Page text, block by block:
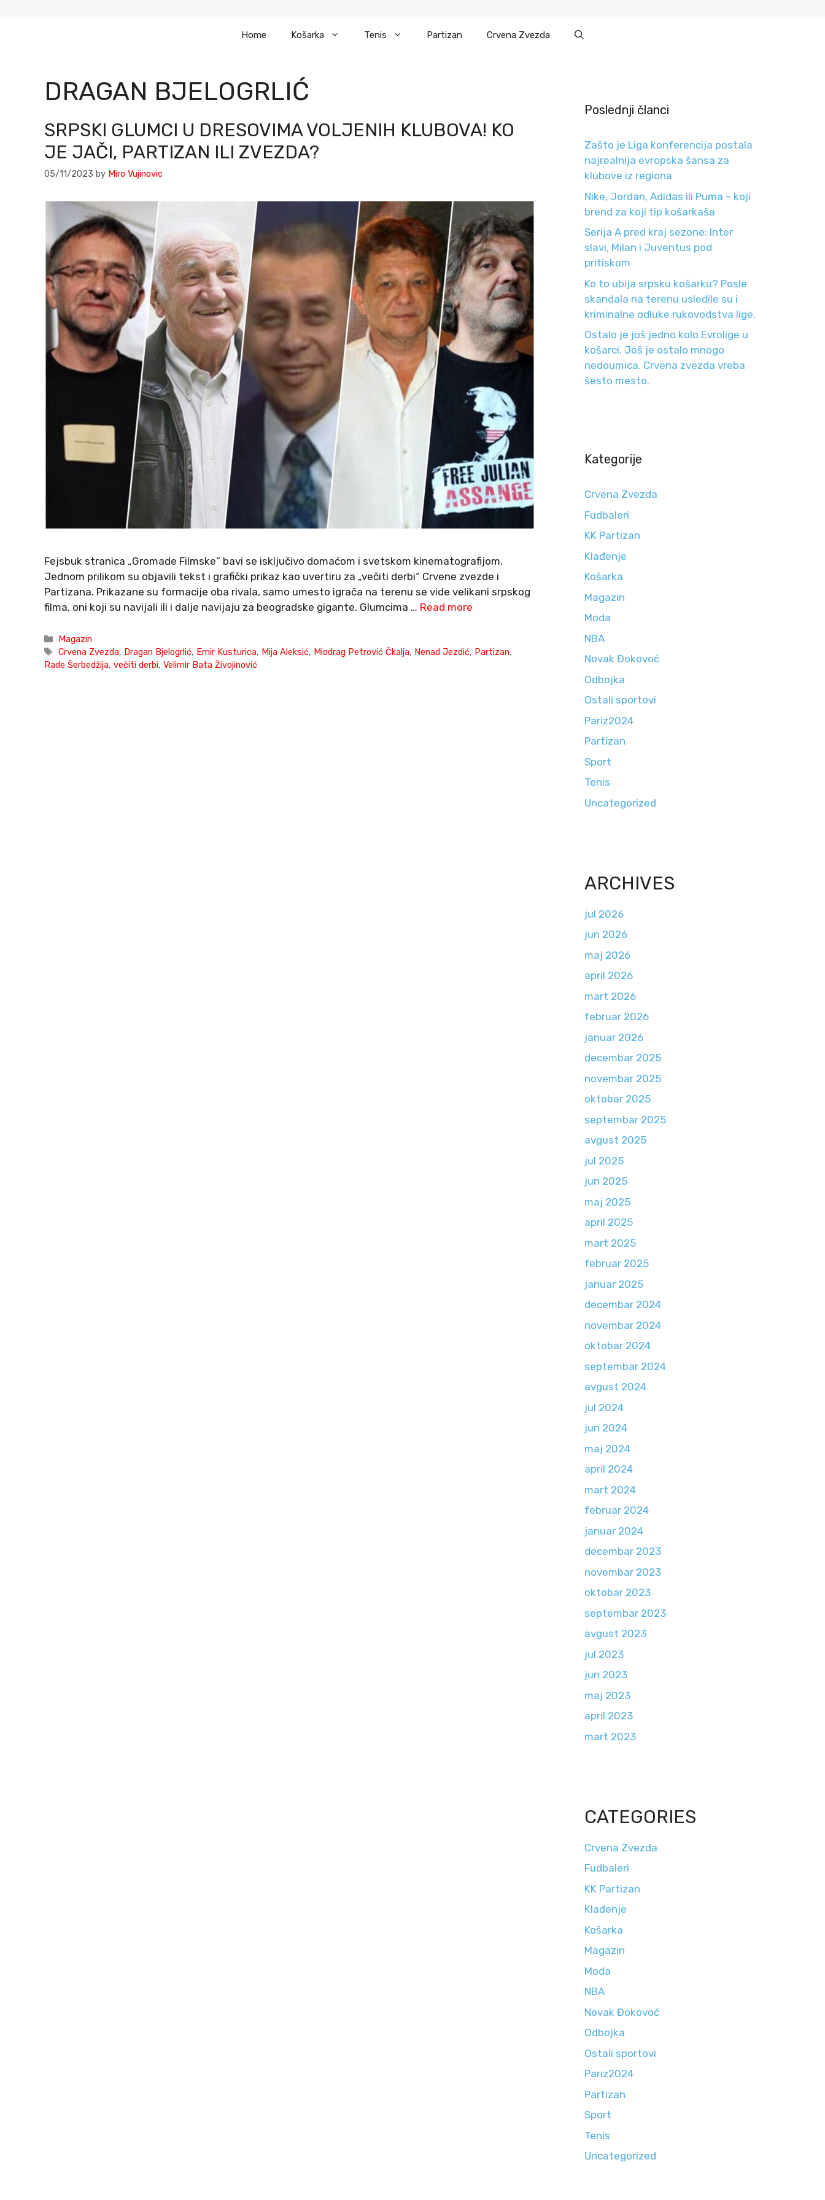
Home Košarka Tenis Partizan Crvena Zvezda
DRAGAN BJELOGRLIĆ
SRPSKI GLUMCI U DRESOVIMA VOLJENIH KLUBOVA! KO
JE JAČI, PARTIZAN ILI ZVEZDA?
05/11/2023 by Miro Vujinovic
Fejsbuk stranica „Gromade Filmske“ bavi se isključivo domaćom i svetskom kinematografijom.
Jednom prilikom su objavili tekst i grafički prikaz kao uvertiru za „večiti derbi“ Crvene zvezde i
Partizana. Prikazane su formacije oba rivala, samo umesto igrača na terenu se vide velikani srpskog
filma, oni koji su navijali ili i dalje navijaju za beogradske gigante. Glumcima … Read more
Categories
Magazin
Tags
Crvena Zvezda, Dragan Bjelogrlić, Emir Kusturica, Mija Aleksić, Miodrag Petrović Čkalja, Nenad Jezdić, Partizan,
Rade Šerbedžija, večiti derbi, Velimir Bata Živojinović
Poslednji članci
Zašto je Liga konferencija postala
najrealnija evropska šansa za
klubove iz regiona
Nike, Jordan, Adidas ili Puma – koji
brend za koji tip košarkaša
Serija A pred kraj sezone: Inter
slavi, Milan i Juventus pod
pritiskom
Ko to ubija srpsku košarku? Posle
skandala na terenu usledile su i
kriminalne odluke rukovodstva lige.
Ostalo je još jedno kolo Evrolige u
košarci. Još je ostalo mnogo
nedoumica. Crvena zvezda vreba
šesto mesto.
Kategorije
Crvena Zvezda
Fudbaleri
KK Partizan
Klađenje
Košarka
Magazin
Moda
NBA
Novak Đokovoć
Odbojka
Ostali sportovi
Pariz2024
Partizan
Sport
Tenis
Uncategorized
ARCHIVES
jul 2026
jun 2026
maj 2026
april 2026
mart 2026
februar 2026
januar 2026
decembar 2025
novembar 2025
oktobar 2025
septembar 2025
avgust 2025
jul 2025
jun 2025
maj 2025
april 2025
mart 2025
februar 2025
januar 2025
decembar 2024
novembar 2024
oktobar 2024
septembar 2024
avgust 2024
jul 2024
jun 2024
maj 2024
april 2024
mart 2024
februar 2024
januar 2024
decembar 2023
novembar 2023
oktobar 2023
septembar 2023
avgust 2023
jul 2023
jun 2023
maj 2023
april 2023
mart 2023
CATEGORIES
Crvena Zvezda
Fudbaleri
KK Partizan
Klađenje
Košarka
Magazin
Moda
NBA
Novak Đokovoć
Odbojka
Ostali sportovi
Pariz2024
Partizan
Sport
Tenis
Uncategorized